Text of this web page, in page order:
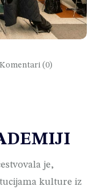
Komentari (0)
je,
kulture iz